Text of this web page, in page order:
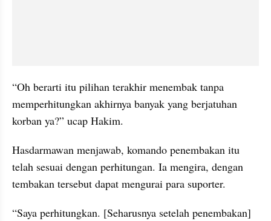
“Oh berarti itu pilihan terakhir menembak tanpa
memperhitungkan akhirnya banyak yang berjatuhan
korban ya?” ucap Hakim.
Hasdarmawan menjawab, komando penembakan itu
telah sesuai dengan perhitungan. Ia mengira, dengan
tembakan tersebut dapat mengurai para suporter.
“Saya perhitungkan. [Seharusnya setelah penembakan]